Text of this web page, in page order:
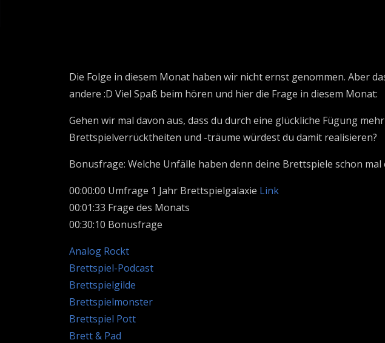
Die Folge in diesem Monat haben wir nicht ernst genommen. Aber
andere :D Viel Spaß beim hören und hier die Frage in diesem Monat:
Gehen wir mal davon aus, dass du durch eine glückliche Fügung
Brettspielverrücktheiten und -träume würdest du damit realisieren?
Bonusfrage: Welche Unfälle haben denn deine Brettspiele schon mal
00:00:00 Umfrage 1 Jahr Brettspielgalaxie Link
00:01:33 Frage des Monats
00:30:10 Bonusfrage
Analog Rockt
Brettspiel-Podcast
Brettspielgilde
Brettspielmonster
Brettspiel Pott
Brett & Pad